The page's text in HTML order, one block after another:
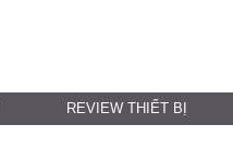
REVIEW THIẾT BỊ